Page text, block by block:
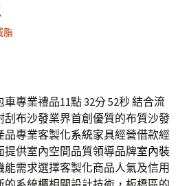
脂
專業禮品11點 32分 52秒結合流
刮布沙發業界首創優質的布質沙發
品專業客製化系統家具經營借款經
提供室內空間品質領導品牌室內裝
能需求選擇客製化商品人氣及信用